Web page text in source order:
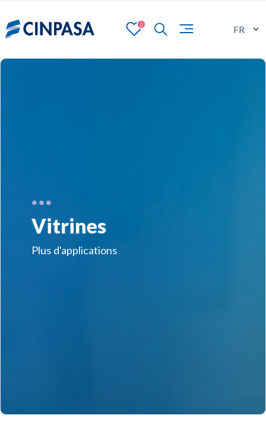
0
Vitrines
Plus d'applications